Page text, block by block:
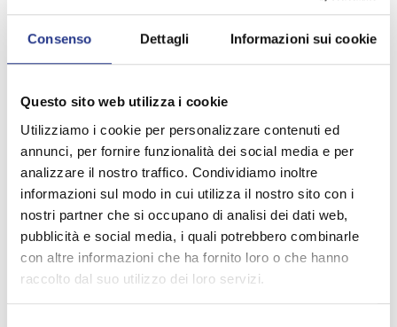
Consenso Dettagli Informazioni sui cookie
Questo sito web utilizza i cookie
Utilizziamo i cookie per personalizzare contenuti ed
annunci, per fornire funzionalità dei social media e per
analizzare il nostro traffico. Condividiamo inoltre
informazioni sul modo in cui utilizza il nostro sito con i
nostri partner che si occupano di analisi dei dati web,
pubblicità e social media, i quali potrebbero combinarle
con altre informazioni che ha fornito loro o che hanno
raccolto dal suo utilizzo dei loro servizi.
• Termostato di sicurezza
• Potenza: 2,2 kW / 230 V
• Dimensioni: L 390 x D 400 x H 190 mm
• Peso: 13 Kg
Maggiori informazioni:info@mapi-bz.it